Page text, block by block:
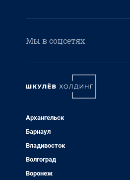
Мы в соцсетях
Архангельск
Барнаул
Владивосток
Волгоград
Воронеж